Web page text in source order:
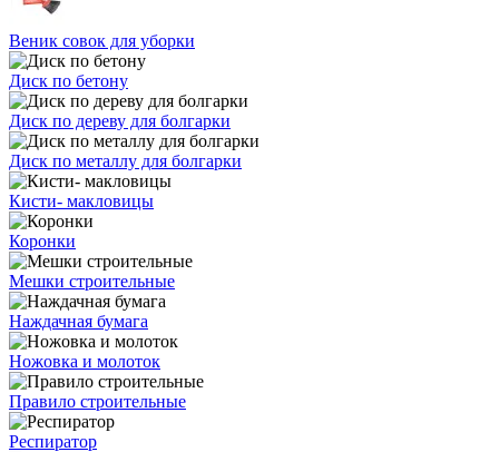
Веник совок для уборки
Диск по бетону
Диск по дереву для болгарки
Диск по металлу для болгарки
Кисти- макловицы
Коронки
Мешки строительные
Наждачная бумага
Ножовка и молоток
Правило строительные
Респиратор